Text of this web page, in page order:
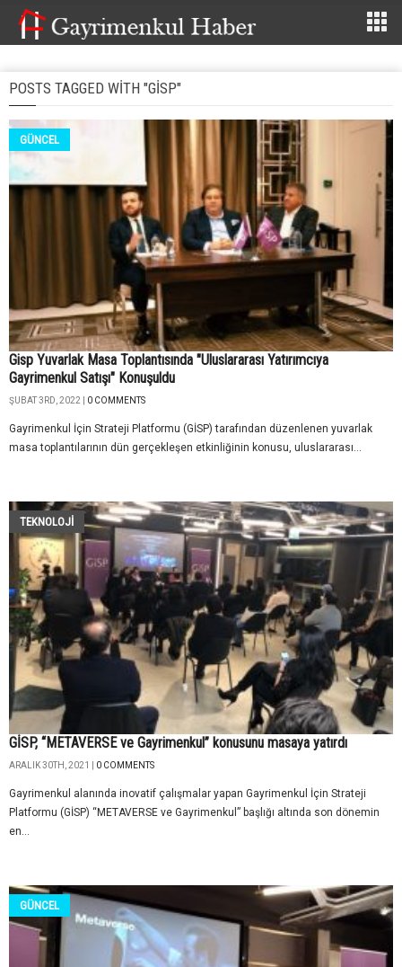
POSTS TAGGED WITH "GISP"
GÜNCEL
Gisp Yuvarlak Masa Toplantısında "Uluslararası Yatırımcıya
Gayrimenkul Satışı" Konuşuldu
ŞUBAT 3RD, 2022 | 0 COMMENTS
Gayrimenkul İçin Strateji Platformu (GİSP) tarafından düzenlenen yuvarlak
masa toplantılarının dün gerçekleşen etkinliğinin konusu, uluslararası...
TEKNOLOJİ
GİSP, “METAVERSE ve Gayrimenkul” konusunu masaya yatırdı
ARALIK 30TH, 2021 | 0 COMMENTS
Gayrimenkul alanında inovatif çalışmalar yapan Gayrimenkul İçin Strateji
Platformu (GİSP) “METAVERSE ve Gayrimenkul” başlığı altında son dönemin
en...
GÜNCEL